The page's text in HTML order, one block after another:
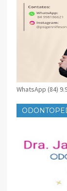
WhatsApp (84)